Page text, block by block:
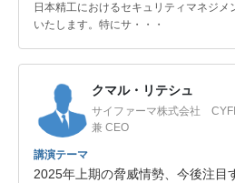
日本精工におけるセキュリティマネジ
いたします。特にサ・・・
クマル・リテシュ
サイファーマ株式会社
兼 CEO
講演テーマ
2025年上期の脅威情勢、今後注目